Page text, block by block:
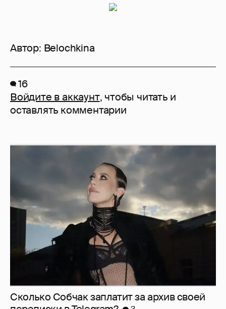
Автор: Belochkina
16
Войдите в аккаунт, чтобы читать и
оставлять комментарии
Сколько Собчак заплатит за архив своей